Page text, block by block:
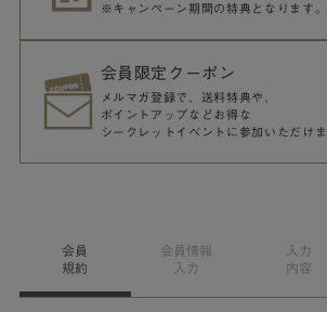
※キャンペーン期間の特典となります。
会員限定クーポン
メルマガ登録で、送料特典や、
ポイントアップなどお得な
シークレットイベントに参加いただけま
会員
規約
会員情報
入力
入力
内容